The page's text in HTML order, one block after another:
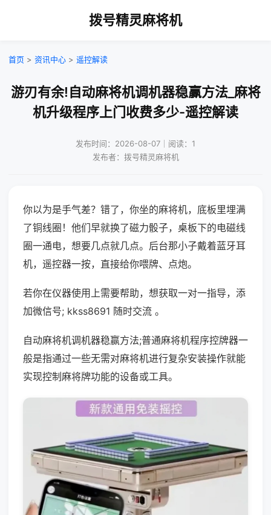
拨号精灵麻将机
首页 > 资讯中心 > 遥控解读
游刃有余!自动麻将机调机器稳赢方法_麻将
机升级程序上门收费多少-遥控解读
发布时间：2026-08-07｜阅读：1
发布者：拨号精灵麻将机
你以为是手气差？错了，你坐的麻将机，底板里埋满
了铜线圈！他们早就换了磁力骰子，桌板下的电磁线
圈一通电，想要几点就几点。后台那小子戴着蓝牙耳
机，遥控器一按，直接给你喂牌、点炮。
若你在仪器使用上需要帮助，想获取一对一指导，添
加微信号; kkss8691 随时交流 。
自动麻将机调机器稳赢方法;普通麻将机程序控牌器一
般是指通过一些无需对麻将机进行复杂安装操作就能
实现控制麻将牌功能的设备或工具。